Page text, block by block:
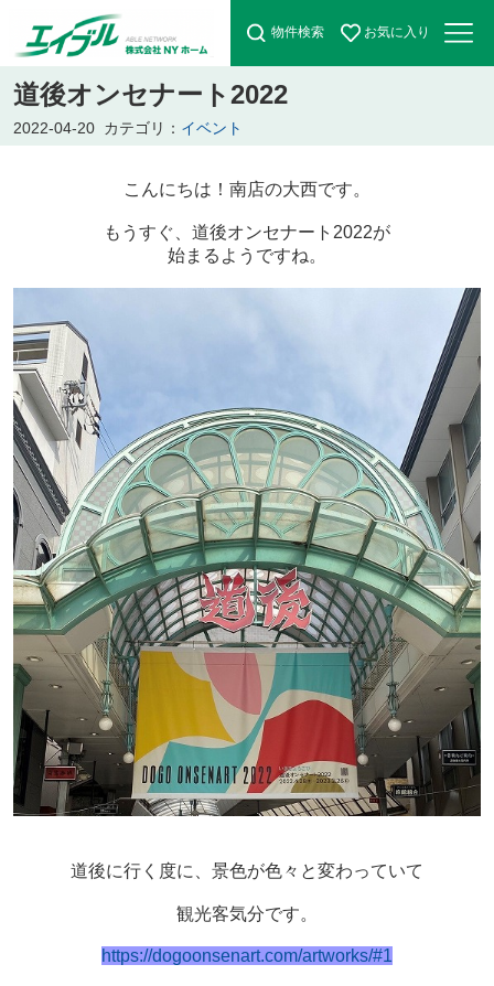
物件検索 お気に入り
道後オンセナート2022
2022-04-20 カテゴリ： イベント
こんにちは！南店の大西です。
もうすぐ、道後オンセナート2022が
始まるようですね。
道後に行く度に、景色が色々と変わっていて
観光客気分です。
https://dogoonsenart.com/artworks/#1